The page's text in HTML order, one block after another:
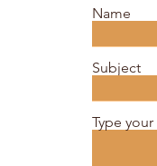
Name
Subject
Type